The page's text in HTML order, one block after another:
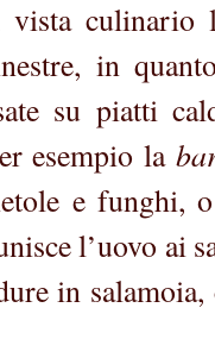
vista
in
su piatti
esempio la
e funghi,
l’uovo ai
in